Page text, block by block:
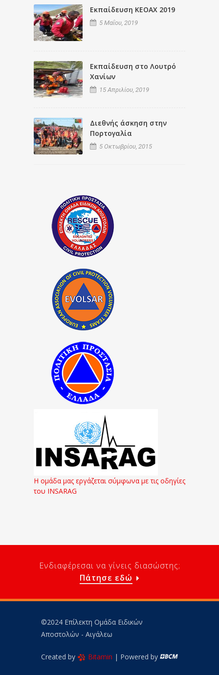
Εκπαίδευση ΚΕΟΑΧ 2019
5 Μαΐου, 2019
Εκπαίδευση στο Λουτρό
Χανίων
15 Απριλίου, 2019
Διεθνής άσκηση στην
Πορτογαλία
5 Οκτωβρίου, 2015
Η ομάδα μας εργάζεται σύμφωνα με τις οδηγίες
του INSARAG
Ενδιαφέρεσαι να γίνεις διασώστης;
Πάτησε εδώ
©2024 Επίλεκτη Ομάδα Ειδικών
Αποστολών - Αιγάλεω
Created by Bitamin | Powered by